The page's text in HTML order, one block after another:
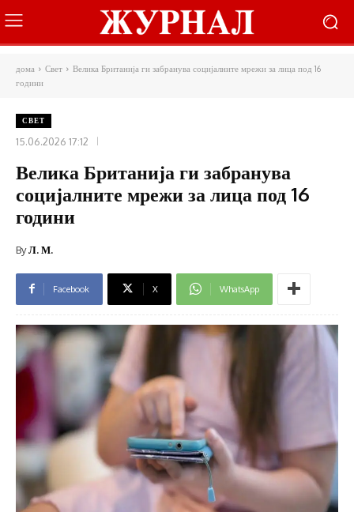
дома Свет
Велика Британија ги забранува социјалните мрежи за лица под 16
години
СВЕТ
15.06.2026 17:12
Велика Британија ги забранува
социјалните мрежи за лица под 16
години
ByЛ. М.
Facebook X WhatsApp